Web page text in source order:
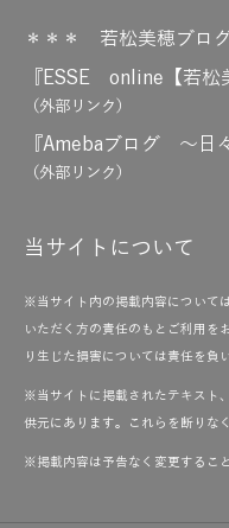
＊＊＊ 若松美穂ブロ
『ESSE online【若松
（外部リンク）
『Amebaブログ ～日
（外部リンク）
当サイトについて
※当サイト内の掲載内容について
いただく方の責任のもとご利用を
り生じた損害については責任を負
※当サイトに掲載されたテキスト
供元にあります。これらを断りな
※掲載内容は予告なく変更するこ